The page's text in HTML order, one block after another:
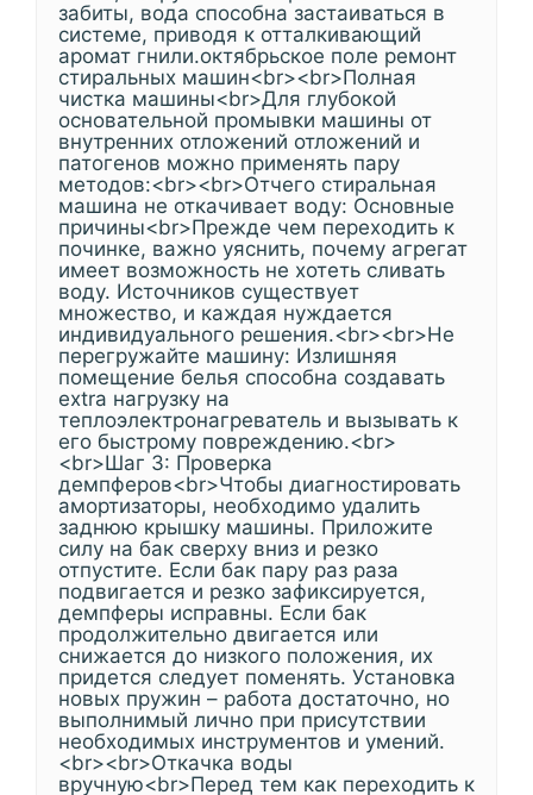
забиты, вода способна застаиваться в
системе, приводя к отталкивающий
аромат гнили.октябрьское поле ремонт
стиральных машин<br><br>Полная
чистка машины<br>Для глубокой
основательной промывки машины от
внутренних отложений отложений и
патогенов можно применять пару
методов:<br><br>Отчего стиральная
машина не откачивает воду: Основные
причины<br>Прежде чем переходить к
починке, важно уяснить, почему агрегат
имеет возможность не хотеть сливать
воду. Источников существует
множество, и каждая нуждается
индивидуального решения.<br><br>Не
перегружайте машину: Излишняя
помещение белья способна создавать
extra нагрузку на
теплоэлектронагреватель и вызывать к
его быстрому повреждению.<br>
<br>Шаг 3: Проверка
демпферов<br>Чтобы диагностировать
амортизаторы, необходимо удалить
заднюю крышку машины. Приложите
силу на бак сверху вниз и резко
отпустите. Если бак пару раз раза
подвигается и резко зафиксируется,
демпферы исправны. Если бак
продолжительно двигается или
снижается до низкого положения, их
придется следует поменять. Установка
новых пружин – работа достаточно, но
выполнимый лично при присутствии
необходимых инструментов и умений.
<br><br>Откачка воды
вручную<br>Перед тем как переходить к